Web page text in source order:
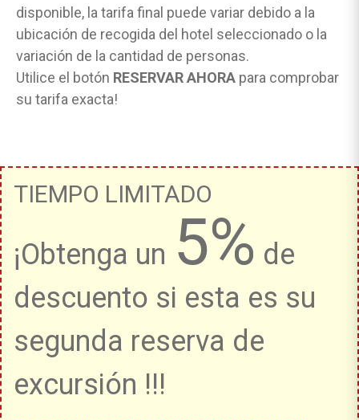
disponible, la tarifa final puede variar debido a la
ubicación de recogida del hotel seleccionado o la
variación de la cantidad de personas.
Utilice el botón RESERVAR AHORA para comprobar
su tarifa exacta!
TIEMPO LIMITADO
¡Obtenga un 5% de
descuento si esta es su
segunda reserva de
excursión !!!